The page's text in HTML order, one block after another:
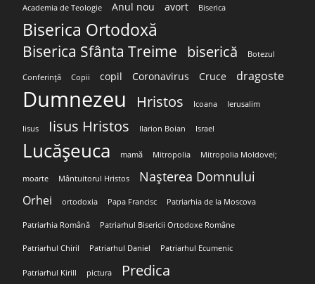
Academia de Teologie Anul nou avort Biserica
Biserica Ortodoxă
Biserica Sfânta Treime biserică Botezul
Conferință Copii copil Coronavirus Cruce dragoste
Dumnezeu Hristos Icoana Ierusalim
Iisus Iisus Hristos Ilarion Boian Israel
Lucășeuca mamă Mitropolia Mitropolia Moldovei;
moarte Mântuitorul Hristos Nașterea Domnului
Orhei ortodoxia Papa Francisc Patriarhia de la Moscova
Patriarhia Română Patriarhul Bisericii Ortodoxe Române
Patriarhul Chiril Patriarhul Daniel Patriarhul Ecumenic
Patriarhul Kirill pictura Predica